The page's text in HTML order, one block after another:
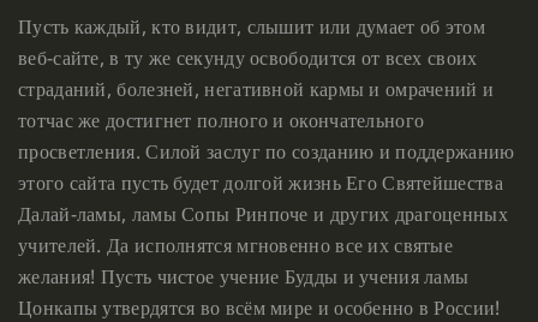
Пусть каждый, кто видит, слышит или думает об этом
веб-сайте, в ту же секунду освободится от всех своих
страданий, болезней, негативной кармы и омрачений и
тотчас же достигнет полного и окончательного
просветления. Силой заслуг по созданию и поддержанию
этого сайта пусть будет долгой жизнь Его Святейшества
Далай-ламы, ламы Сопы Ринпоче и других драгоценных
учителей. Да исполнятся мгновенно все их святые
желания! Пусть чистое учение Будды и учения ламы
Цонкапы утвердятся во всём мире и особенно в России!